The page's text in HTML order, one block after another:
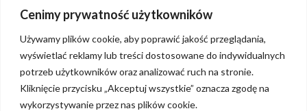
Cenimy prywatność użytkowników
Używamy plików cookie, aby poprawić jakość przeglądania,
wyświetlać reklamy lub treści dostosowane do indywidualnych
potrzeb użytkowników oraz analizować ruch na stronie.
Kliknięcie przycisku „Akceptuj wszystkie” oznacza zgodę na
wykorzystywanie przez nas plików cookie.
Grawerowany długopis dla Polityka